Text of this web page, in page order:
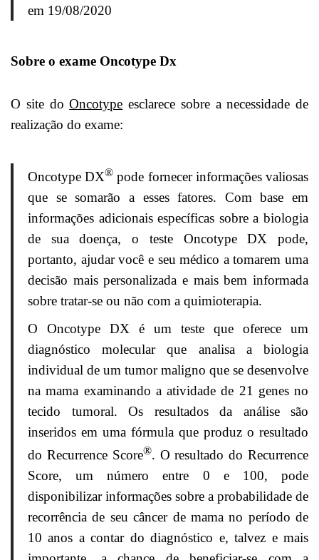
em 19/08/2020
Sobre o exame Oncotype Dx
O site doOncotype esclarece sobre a necessidade de
realização do exame:
Oncotype DX® pode fornecer informações valiosas
que se somarão a esses fatores. Com base em
informações adicionais específicas sobre a biologia
de sua doença, o teste Oncotype DX pode,
portanto, ajudar você e seu médico a tomarem uma
decisão mais personalizada e mais bem informada
sobre tratar-se ou não com a quimioterapia.
O Oncotype DX é um teste que oferece um
diagnóstico molecular que analisa a biologia
individual de um tumor maligno que se desenvolve
na mama examinando a atividade de 21 genes no
tecido tumoral. Os resultados da análise são
inseridos em uma fórmula que produz o resultado
do Recurrence Score®. O resultado do Recurrence
Score, um número entre 0 e 100, pode
disponibilizar informações sobre a probabilidade de
recorrência de seu câncer de mama no período de
10 anos a contar do diagnóstico e, talvez e mais